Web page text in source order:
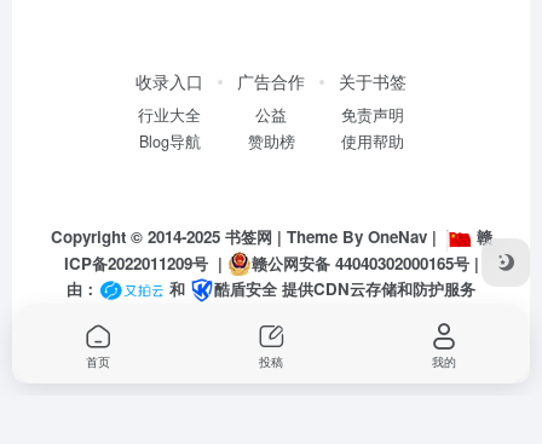
收录入口
行业大全
Blog导航
广告合作
公益
赞助榜
关于书签
免责声明
使用帮助
Copyright © 2014-2025 书签网 | Theme By OneNav|
赣
ICP备2022011209号| 赣公网安备 44040302000165号|
由：
和 酷盾安全 提供CDN云存储和防护服务
首页 投稿 我的